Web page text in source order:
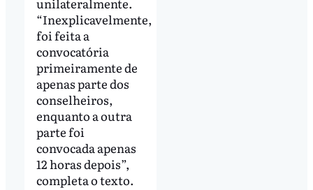
“Inexplicavelmente,
foi feita a
convocatória
primeiramente de
apenas parte dos
conselheiros,
enquanto a outra
parte foi
convocada apenas
12 horas depois”,
completa o texto.